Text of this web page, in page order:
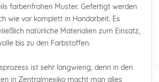
farbenfrohen Muster. Gefertigt werden
wie vor komplett in Handarbeit. Es
natürliche Materialien zum Einsatz,
bis zu den Farbstoffen.
ist sehr langwierig, denn in den
in Zentralmexiko macht man alles